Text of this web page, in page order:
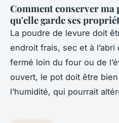
Comment conserver ma
qu'elle garde ses
La poudre de levure doit
endroit frais, sec et à
fermé loin du four ou de
ouvert, le pot doit être
l’humidité, qui pourrait